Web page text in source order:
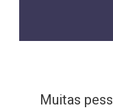
Muitas